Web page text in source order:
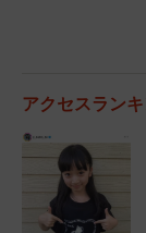
アクセスラン